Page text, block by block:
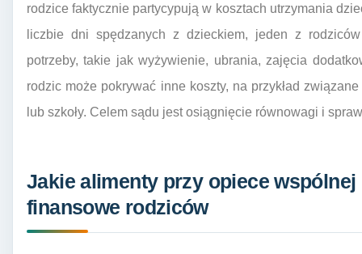
rodzice faktycznie partycypują w kosztach utrzymania
liczbie dni spędzanych z dzieckiem, jeden z
potrzeby, takie jak wyżywienie, ubrania, zajęcia
rodzic może pokrywać inne koszty, na przykład
lub szkoły. Celem sądu jest osiągnięcie równowagi i
Jakie alimenty przy opiece
finansowe rodziców